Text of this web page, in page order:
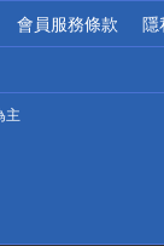
會員服務條款 隱
主